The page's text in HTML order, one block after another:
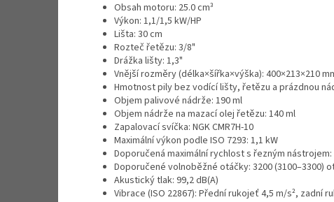
Obsah motoru: 25.0 cm³
Výkon: 1,1/1,5 kW/HP
Lišta: 30 cm
Rozteč řetězu: 3/8"
Drážka lišty: 1,3"
Vnější rozměry (délka×šířka×výška): 400×213×210
Hmotnost pily bez vodící lišty, řetězu a prázdnou
Objem palivové nádrže: 190 ml
Objem nádrže na mazací olej řetězu: 140 ml
Zapalovací svíčka: NGK CMR7H-10
Maximální výkon podle ISO 7293: 1,1 kW
Doporučená maximální rychlost s řezným nástrojem:
Doporučené volnoběžné otáčky: 3200 (3100–3300)
Akustický tlak: 99,2 dB(A)
Vibrace (ISO 22867): Přední rukojeť 4,5 m/s², zadní